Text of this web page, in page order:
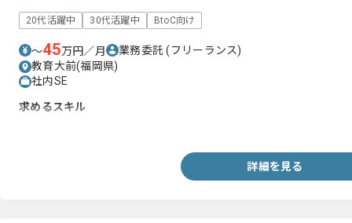
20代活躍中 30代活躍中 BtoC向け
〜45万円／月 業務委託(フリーランス)
教育大前(福岡県)
社内SE
求めるスキル
詳細を見る